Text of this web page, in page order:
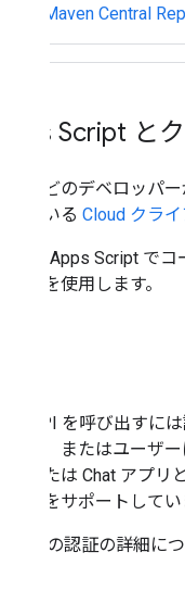
Maven Central
Apps Script と
ほとんどのデベロッパ
されている Cloud クラ
Google Apps Script で
を使用します。
Chat API を呼び出すに
行する、またはユーザ
る、または Chat アプ
の両方をサポートしてい
Chat での認証の詳細に